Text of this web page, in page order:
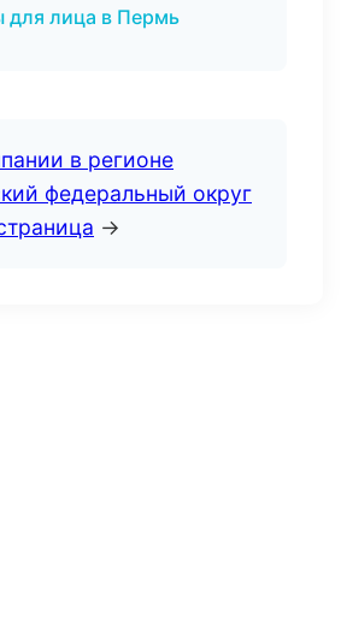
для лица в Пермь
в регионе
федеральный округ
→